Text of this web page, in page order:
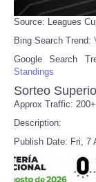
Source: Leagues
Bing Search Trend:
Google Search
Standings
Sorteo
Approx Traffic: 200+
Description:
Publish Date: Fri, 7